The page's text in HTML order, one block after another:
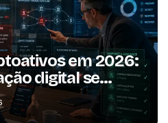
em 2026:
digital se
da